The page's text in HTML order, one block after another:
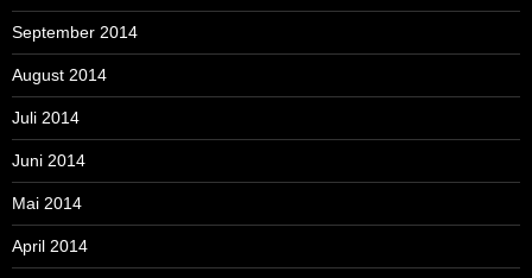
September 2014
August 2014
Juli 2014
Juni 2014
Mai 2014
April 2014